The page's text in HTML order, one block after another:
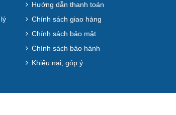
Hướng dẫn thanh toán
Chính sách giao hàng
Chính sách bảo mật
Chính sách bảo hành
Khiếu nại, góp ý